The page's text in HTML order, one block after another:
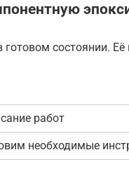
состоянии. Её
работ
необходимые